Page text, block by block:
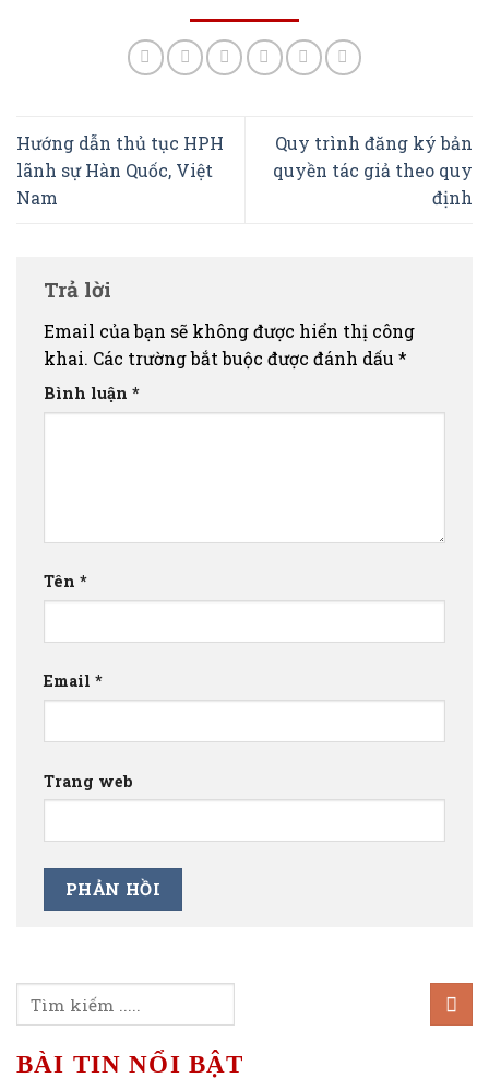
Hướng dẫn thủ tục HPH
lãnh sự Hàn Quốc, Việt
Nam
Quy trình đăng ký bản
quyền tác giả theo quy
định
Trả lời
Email của bạn sẽ không được hiển thị công
khai. Các trường bắt buộc được đánh dấu *
Bình luận *
Tên *
Email *
Trang web
BÀI TIN NỔI BẬT